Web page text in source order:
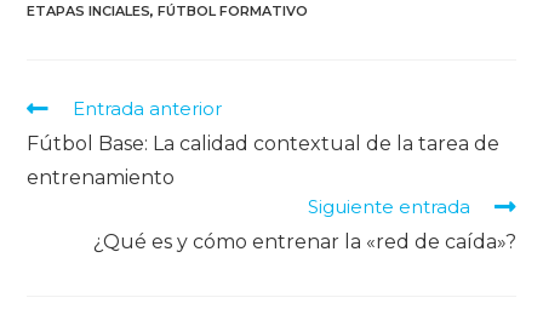
ETAPAS INCIALES, FÚTBOL FORMATIVO
Entrada anterior
Fútbol Base: La calidad contextual de la tarea de
entrenamiento
Siguiente entrada
¿Qué es y cómo entrenar la «red de caída»?